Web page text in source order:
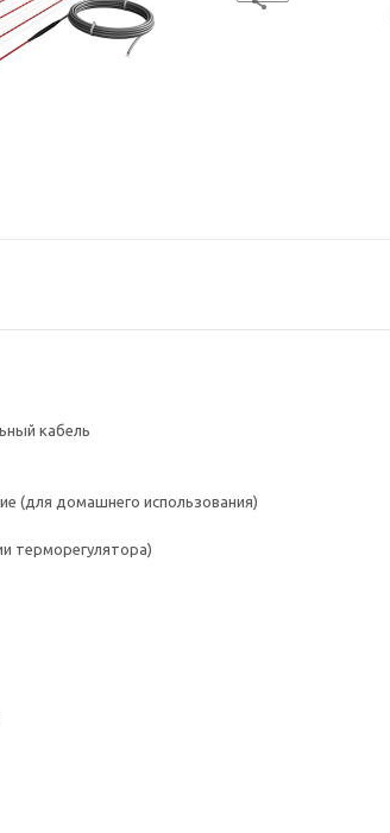
кабель
(для домашнего использования)
терморегулятора)